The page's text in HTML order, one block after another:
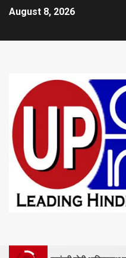
August 8, 2026